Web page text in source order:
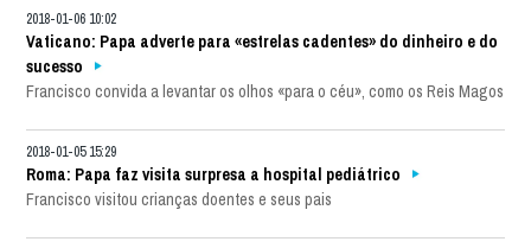
2018-01-06 10:02
Vaticano: Papa adverte para «estrelas cadentes» do dinheiro e do
sucesso
Francisco convida a levantar os olhos «para o céu», como os Reis Magos
2018-01-05 15:29
Roma: Papa faz visita surpresa a hospital pediátrico
Francisco visitou crianças doentes e seus pais